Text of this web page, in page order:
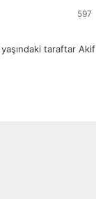
597
taraftar Akif